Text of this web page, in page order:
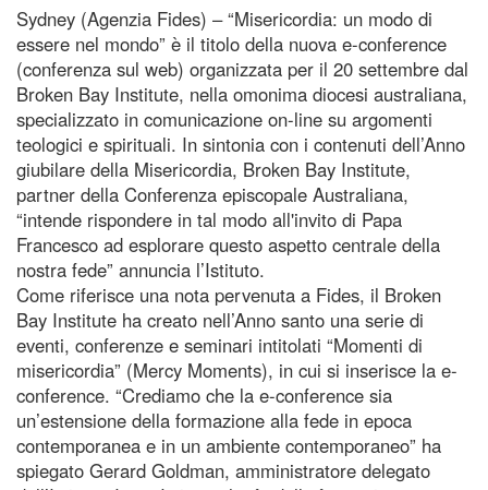
Sydney (Agenzia Fides) – “Misericordia: un modo di
essere nel mondo” è il titolo della nuova e-conference
(conferenza sul web) organizzata per il 20 settembre dal
Broken Bay Institute, nella omonima diocesi australiana,
specializzato in comunicazione on-line su argomenti
teologici e spirituali. In sintonia con i contenuti dell’Anno
giubilare della Misericordia, Broken Bay Institute,
partner della Conferenza episcopale Australiana,
“intende rispondere in tal modo all'invito di Papa
Francesco ad esplorare questo aspetto centrale della
nostra fede” annuncia l’Istituto.
Come riferisce una nota pervenuta a Fides, il Broken
Bay Institute ha creato nell’Anno santo una serie di
eventi, conferenze e seminari intitolati “Momenti di
misericordia” (Mercy Moments), in cui si inserisce la e-
conference. “Crediamo che la e-conference sia
un’estensione della formazione alla fede in epoca
contemporanea e in un ambiente contemporaneo” ha
spiegato Gerard Goldman, amministratore delegato